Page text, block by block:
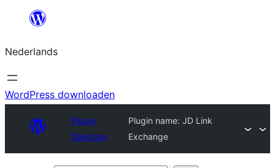
de
inhoud
Nederlands
WordPress downloaden
Plugin
Directory
Plugin name: JD Link
Exchange